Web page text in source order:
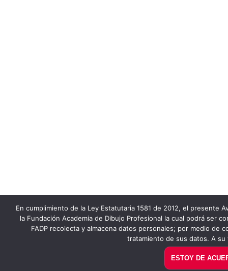
En cumplimiento de la Ley Estatutaria 1581 de 2012, el presente
la Fundación Academia de Dibujo Profesional la cual podrá ser
FADP recolecta y almacena datos personales; por medio
tratamiento de sus datos. A su
ESTOY DE